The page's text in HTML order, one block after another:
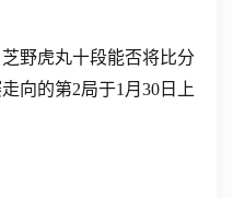
野虎丸十段能否将比分
向的第2局于1月30日上